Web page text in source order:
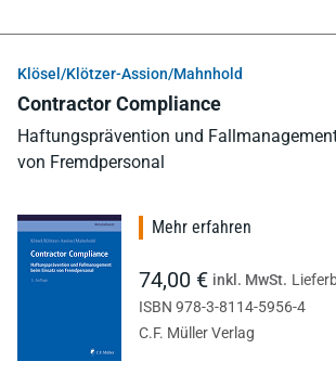
Klösel/Klötzer-Assion/Mahnhold
Contractor Compliance
Haftungsprävention und
von Fremdpersonal
Mehr erfahren
74,00 € inkl. MwSt.
ISBN 978-3-8114-5956-4
C.F. Müller Verlag